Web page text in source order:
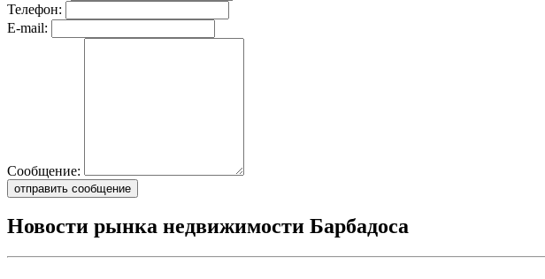
Телефон:
E-mail:
Сообщение:
отправить сообщение
Новости рынка недвижимости Барбадоса